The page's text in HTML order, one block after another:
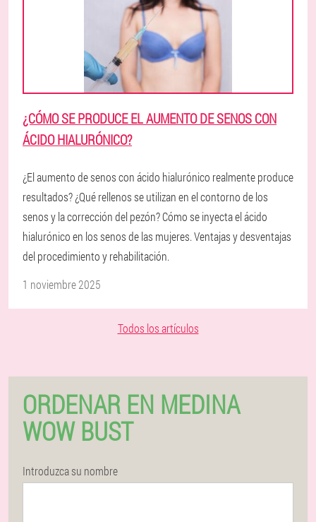
¿CÓMO SE PRODUCE EL AUMENTO DE SENOS CON
ÁCIDO HIALURÓNICO?
¿El aumento de senos con ácido hialurónico realmente produce
resultados? ¿Qué rellenos se utilizan en el contorno de los
senos y la corrección del pezón? Cómo se inyecta el ácido
hialurónico en los senos de las mujeres. Ventajas y desventajas
del procedimiento y rehabilitación.
1 noviembre 2025
Todos los artículos
ORDENAR EN MEDINA
WOW BUST
Introduzca su nombre